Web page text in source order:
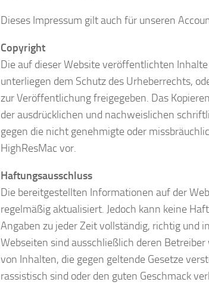
Dieses Impressum gilt auch für unseren
Copyright
Die auf dieser Website veröffentlichten
unterliegen dem Schutz des Urheberrechts,
zur Veröffentlichung freigegeben. Das
der ausdrücklichen und nachweislichen
gegen die nicht genehmigte oder
HighResMac vor.
Haftungsausschluss
Die bereitgestellten Informationen auf der
regelmäßig aktualisiert. Jedoch kann keine
Angaben zu jeder Zeit vollständig, richtig und
Webseiten sind ausschließlich deren
von Inhalten, die gegen geltende Gesetze
rassistisch sind oder den guten Geschmack